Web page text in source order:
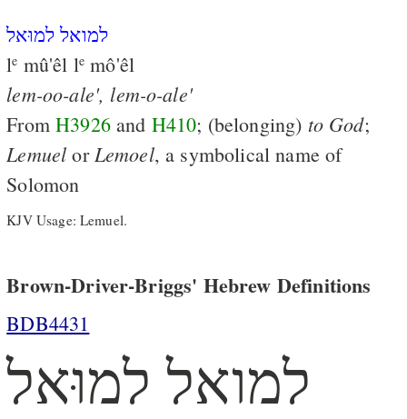
למואל למוּאל
le mû'êl le mô'êl
lem-oo-ale', lem-o-ale'
FromH3926and H410; (belonging) to God;
Lemuel or Lemoel, a symbolical name of
Solomon
KJV Usage: Lemuel.
Brown-Driver-Briggs' Hebrew Definitions
BDB4431
למואל למוּאל